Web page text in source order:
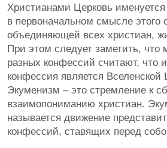
Христианами Церковь именуется
в первоначальном смысле этого
объединяющей всех христиан,
При этом следует заметить, что
разных конфессий считают, что
конфессия является Вселенской
Экуменизм – это стремление к
взаимопониманию христиан.
называется движение
конфессий, ставящих перед